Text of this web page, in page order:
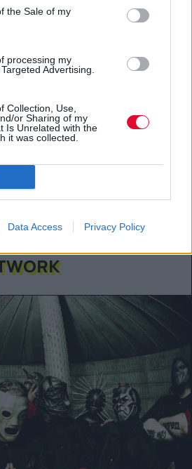
the Sale of my
processing my
Advertising.
Collection, Use,
or Sharing of my
Is Unrelated with the
it was collected.
Data Access Privacy Policy
ΤΑ ΣΗΜΆΔΙΑ ΠΟΥ ΣΟΥ ΛΈΝΕ
ΕΠΌΜΕΝΟ
ΕΠΌΜΕΝΟ
twitter
στο Google News και μάθε
trends